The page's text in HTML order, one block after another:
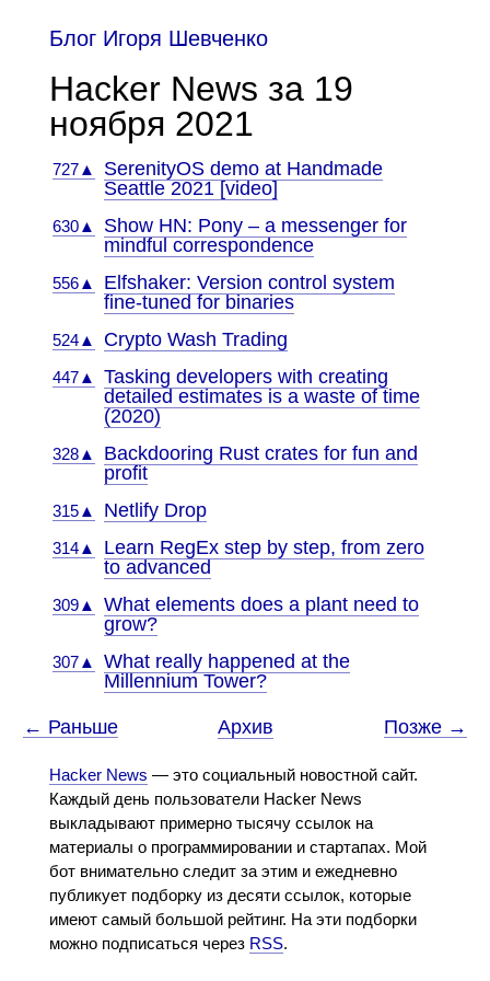
Блог Игоря Шевченко
Hacker News за 19
ноября 2021
727▲
SerenityOS demo at Handmade
Seattle 2021 [video]
630▲
Show HN: Pony – a messenger for
mindful correspondence
556▲
Elfshaker: Version control system
fine-tuned for binaries
524▲ Crypto Wash Trading
447▲
Tasking developers with creating
detailed estimates is a waste of time
(2020)
328▲
Backdooring Rust crates for fun and
profit
315▲ Netlify Drop
314▲
Learn RegEx step by step, from zero
to advanced
309▲
What elements does a plant need to
grow?
307▲
What really happened at the
Millennium Tower?
← Раньше Архив Позже →
Hacker News — это социальный новостной сайт.
Каждый день пользователи Hacker News
выкладывают примерно тысячу ссылок на
материалы о программировании и стартапах. Мой
бот внимательно следит за этим и ежедневно
публикует подборку из десяти ссылок, которые
имеют самый большой рейтинг. На эти подборки
можно подписаться через RSS.